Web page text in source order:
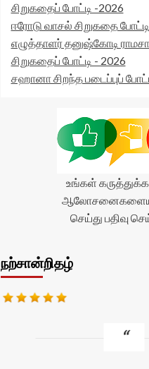
சிறுகதைப் போட்டி -2026
ஈரோடு வாசல் சிறுகதை போட்டி
எழுத்தாளர் தனுஷ்கோடி
சிறுகதைப் போட்டி - 2026
சஹானா சிறந்த படைப்புப்
உங்கள்
செய்து பதிவு
நற்சான்றிதழ்